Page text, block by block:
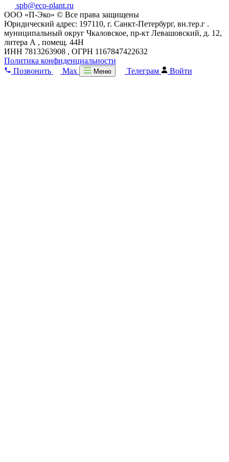
spb@eco-plant.ru
ООО «П-Эко» © Все права защищены
Юридический адрес: 197110, г. Санкт-Петербург, вн.тер.г .
муниципальный округ Чкаловское, пр-кт Левашовский, д. 12,
литера А , помещ. 44Н
ИНН 7813263908 , ОГРН 1167847422632
Политика конфиденциальности
Позвонить
Max Меню Телеграм Войти